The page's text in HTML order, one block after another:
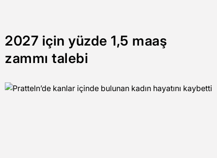
2027 için yüzde 1,5 maaş
zammı talebi